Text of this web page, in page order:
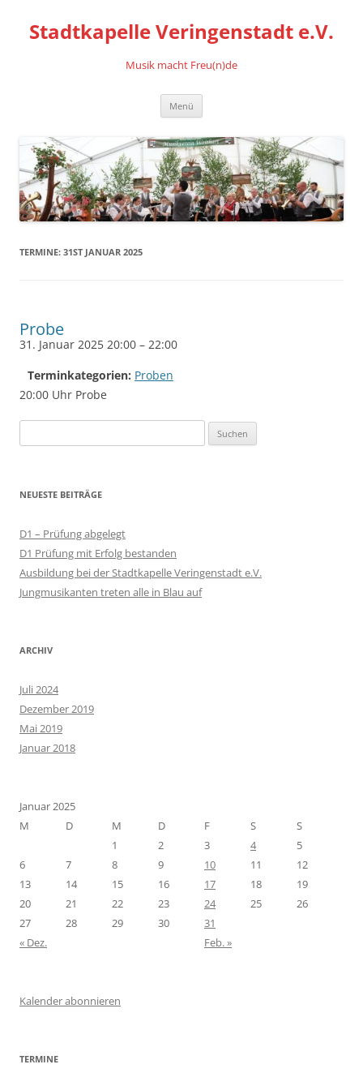
Stadtkapelle Veringenstadt e.V.
Musik macht Freu(n)de
Menü
TERMINE: 31ST JANUAR 2025
Probe
31. Januar 2025 20:00 – 22:00
Terminkategorien: Proben
20:00 Uhr Probe
nach:
NEUESTE BEITRÄGE
D1 – Prüfung abgelegt
D1 Prüfung mit Erfolg bestanden
Ausbildung bei der Stadtkapelle Veringenstadt e.V.
Jungmusikanten treten alle in Blau auf
ARCHIV
Juli 2024
Dezember 2019
Mai 2019
Januar 2018
Januar 2025
M
D M D F S
S
1
2 3 4
5
6
7 8 9 10 11
12
13
14 15 16 17 18
19
20
21 22 23 24 25
26
27
28 29 30
31
« Dez.
Feb. »
Kalender abonnieren
TERMINE